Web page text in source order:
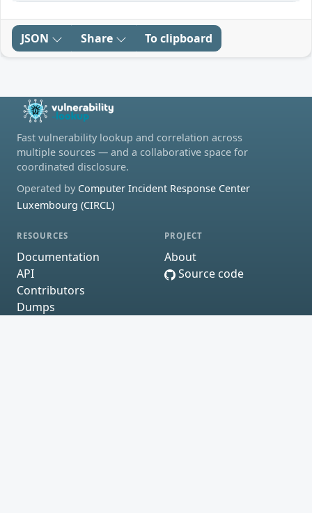
JSON Share To clipboard
Fast vulnerability lookup and correlation across
multiple sources — and a collaborative space for
coordinated disclosure.
Operated by Computer Incident Response Center
Luxembourg (CIRCL)
RESOURCES
Documentation
API
Contributors
Dumps
PROJECT
About
Source code